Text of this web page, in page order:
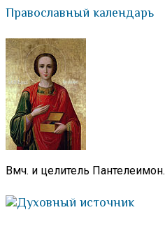
Православный календарь
Вмч. и целитель Пантелеимон.
Духовный источник